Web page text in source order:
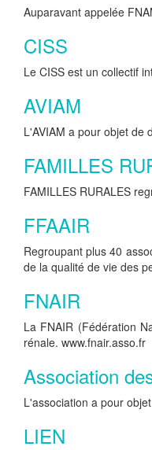
Auparavant appelée
CISS
Le CISS est un collectif
AVIAM
L'AVIAM a pour objet de
FAMILLES
FAMILLES RURALES
FFAAIR
Regroupant plus 40
de la qualité de vie des
FNAIR
La FNAIR (Fédération
rénale. www.fnair.asso.fr
Association
L'association a pour
LIEN